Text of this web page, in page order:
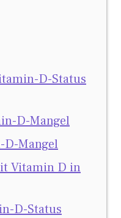
D-Status
D-Mangel
D-Mangel
Vitamin D in
D-Status